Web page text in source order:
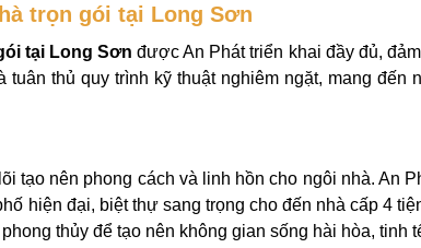
trọn gói tại Long Sơn
tại Long Sơn được An Phát triển khai đầy đủ,
thủ quy trình kỹ thuật nghiêm ngặt, mang đến
tạo nên phong cách và linh hồn cho ngôi nhà. An
hiện đại, biệt thự sang trọng cho đến nhà cấp 4
thủy để tạo nên không gian sống hài hòa, tinh